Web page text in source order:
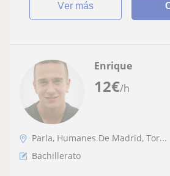
ver más
12€/h
Enrique
Parla, Humanes De Madrid, Tor...
Bachillerato